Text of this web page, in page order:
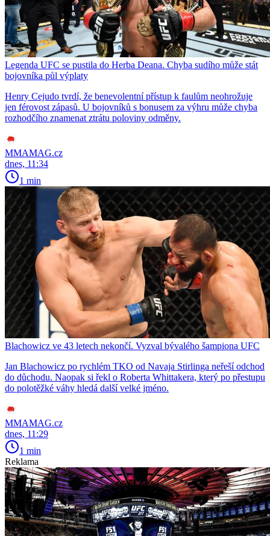
Legenda UFC se pustila do Herba Deana. Chyba sudího může stát
bojovníka půl výplaty
Henry Cejudo tvrdí, že benevolentní přístup k faulům neohrožuje
jen férovost zápasů. U bojovníků s bonusem za výhru může chyba
rozhodčího znamenat ztrátu poloviny odměny.
MMAMAG.cz
dnes, 11:34
1 min
Blachowicz ve 43 letech nekončí. Vyzval bývalého šampiona UFC
Jan Blachowicz po rychlém TKO od Navaja Stirlinga neřeší odchod
do důchodu. Naopak si řekl o Roberta Whittakera, který po přestupu
do polotěžké váhy hledá další velké jméno.
MMAMAG.cz
dnes, 11:29
1 min
Reklama